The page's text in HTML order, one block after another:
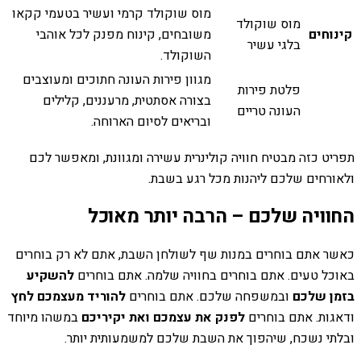
קינוחים
מוס שוקולד
בלגי עשיר
מוס שוקולד קרמי ועשיר בטעמי קקאו
משובחים, קינוח מפנק לכל אוהבי
השוקולד.
פלטת פירות
העונה טריים
מגוון פירות העונה חתוכים ומעוצבים
בצורה אסתטית, מרעננים, קלילים
ובריאים לסיום הארוחה.
תפריט כזה מבטיח חוויה קולינרית עשירה ומגוונת, ומאפשר לכם
ולאורחים שלכם ליהנות מכל רגע בשבת.
החוויה שלכם – הרבה יותר מאוכל
כאשר אתם בוחרים במנות שף לשולחן השבת, אתם לא רק בוחרים
באוכל טעים. אתם בוחרים בחוויה שלמה. אתם בוחרים להשקיע
בזמן שלכם ובמשפחה שלכם. אתם בוחרים להוריד מעצמכם לחץ
ודאגות. אתם בוחרים לפנק את עצמכם ואת יקיריכם במשהו מיוחד
ובלתי נשכח, שיהפוך את השבת שלכם למשמעותית יותר.